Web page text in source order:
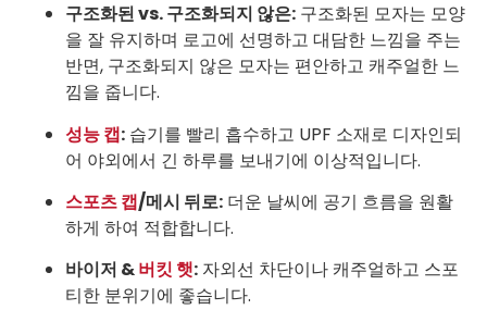
구조화된 vs. 구조화되지 않은: 구조화된 모자는 모양
을 잘 유지하며 로고에 선명하고 대담한 느낌을 주는
반면, 구조화되지 않은 모자는 편안하고 캐주얼한 느
낌을 줍니다.
성능 캡: 습기를 빨리 흡수하고 UPF 소재로 디자인되
어 야외에서 긴 하루를 보내기에 이상적입니다.
스포츠 캡/메시 뒤로: 더운 날씨에 공기 흐름을 원활
하게 하여 적합합니다.
바이저 &버킷 햇: 자외선 차단이나 캐주얼하고 스포
티한 분위기에 좋습니다.